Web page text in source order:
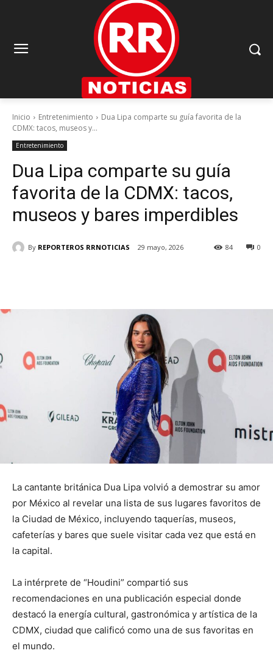
Inicio Entretenimiento
Dua Lipa comparte su guía favorita de la
CDMX: tacos, museos y...
Entretenimiento
Dua Lipa comparte su guía
favorita de la CDMX: tacos,
museos y bares imperdibles
By REPORTEROS RRNOTICIAS 29 mayo, 2026 0
84
La cantante británica Dua Lipa volvió a demostrar su amor
por México al revelar una lista de sus lugares favoritos de
la Ciudad de México, incluyendo taquerías, museos,
cafeterías y bares que suele visitar cada vez que está en
la capital.
La intérprete de “Houdini” compartió sus
recomendaciones en una publicación especial donde
destacó la energía cultural, gastronómica y artística de la
CDMX, ciudad que calificó como una de sus favoritas en
el mundo.